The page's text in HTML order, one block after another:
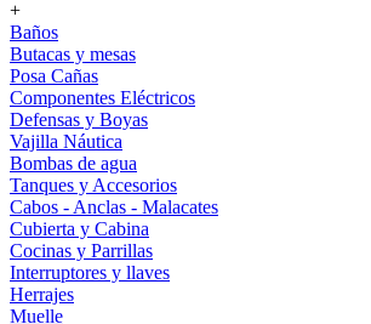
+
Baños
Butacas y mesas
Posa Cañas
Componentes Eléctricos
Defensas y Boyas
Vajilla Náutica
Bombas de agua
Tanques y Accesorios
Cabos - Anclas - Malacates
Cubierta y Cabina
Cocinas y Parrillas
Interruptores y llaves
Herrajes
Muelle